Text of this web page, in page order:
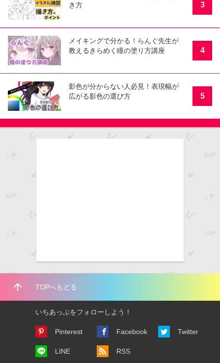
き方
3
メイキングで分かる！らんぐ先生が
教えるきらめく瞳の塗り方講座
4
影色が分からない人必見！表現幅が
広がる影色の選び方
5
arrow_upward TOPへもどる
いちあっぷをフォローしよう！
Pinterest Facebook Twitter
LINE RSS